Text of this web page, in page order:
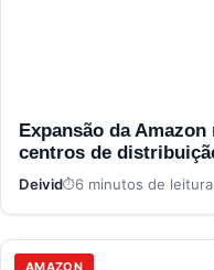
Expansão da
centros de
Deivid 6 minutos de leitura